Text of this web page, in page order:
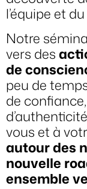
l’équipe et
Notre
vers des
de
peu de
de
vous et à
autour des
nouvelle
ensemble